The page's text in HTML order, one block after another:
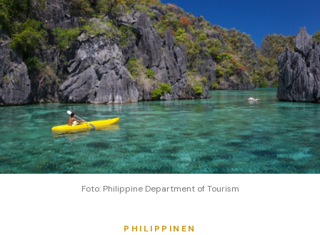
Foto: Philippine Department of Tourism
PHILIPPINEN